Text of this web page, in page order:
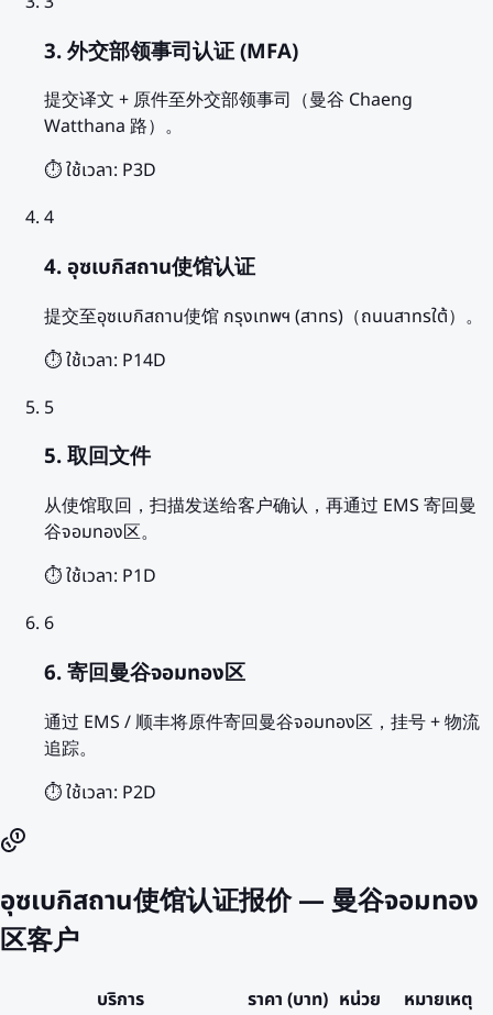
3. 外交部领事司认证 (MFA)
提交译文 + 原件至外交部领事司（曼谷 Chaeng
Watthana 路）。
⏱️ ใช้เวลา: P3D
4
4. อุซเบกิสถาน使馆认证
提交至อุซเบกิสถาน使馆 กรุงเทพฯ (สาทร)（ถนนสาทรใต้）。
⏱️ ใช้เวลา: P14D
5
5. 取回文件
从使馆取回，扫描发送给客户确认，再通过 EMS 寄回曼
谷จอมทอง区。
⏱️ ใช้เวลา: P1D
6
6. 寄回曼谷จอมทอง区
通过 EMS / 顺丰将原件寄回曼谷จอมทอง区，挂号 + 物流
追踪。
⏱️ ใช้เวลา: P2D
อุซเบกิสถาน使馆认证报价 — 曼谷จอมทอง
区客户
บริการ ราคา (บาท) หน่วย
หมายเหตุ